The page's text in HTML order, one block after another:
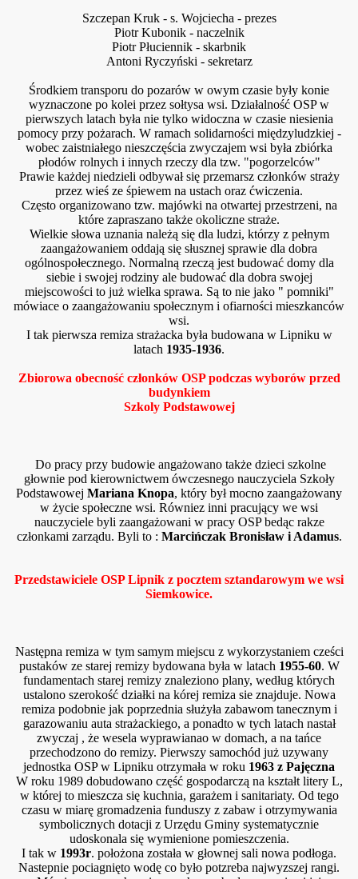
Szczepan Kruk - s. Wojciecha - prezes
Piotr Kubonik - naczelnik
Piotr Płuciennik - skarbnik
Antoni Ryczyński - sekretarz
Środkiem transporu do pozarów w owym czasie były konie
wyznaczone po kolei przez sołtysa wsi. Działalność OSP w
pierwszych latach była nie tylko widoczna w czasie niesienia
pomocy przy pożarach. W ramach solidarności międzyludzkiej -
wobec zaistniałego nieszczęścia zwyczajem wsi była zbiórka
płodów rolnych i innych rzeczy dla tzw. "pogorzelców"
Prawie każdej niedzieli odbywał się przemarsz członków straży
przez wieś ze śpiewem na ustach oraz ćwiczenia.
Często organizowano tzw. majówki na otwartej przestrzeni, na
które zapraszano także okoliczne straże.
Wielkie słowa uznania należą się dla ludzi, którzy z pełnym
zaangażowaniem oddają się słusznej sprawie dla dobra
ogólnospołecznego. Normalną rzeczą jest budować domy dla
siebie i swojej rodziny ale budować dla dobra swojej
miejscowości to już wielka sprawa. Są to nie jako " pomniki"
mówiace o zaangażowaniu społecznym i ofiarności mieszkanców
wsi.
I tak pierwsza remiza strażacka była budowana w Lipniku w
latach 1935-1936.
Zbiorowa obecność członków OSP podczas wyborów przed
budynkiem
Szkoly Podstawowej
Do pracy przy budowie angażowano także dzieci szkolne
głownie pod kierownictwem ówczesnego nauczyciela Szkoły
Podstawowej Mariana Knopa, który był mocno zaangażowany
w życie społeczne wsi. Równiez inni pracujący we wsi
nauczyciele byli zaangażowani w pracy OSP bedąc rakze
członkami zarządu. Byli to : Marcińczak Bronisław i Adamus.
Przedstawiciele OSP Lipnik z pocztem sztandarowym we wsi
Siemkowice.
Następna remiza w tym samym miejscu z wykorzystaniem cześci
pustaków ze starej remizy bydowana była w latach 1955-60. W
fundamentach starej remizy znaleziono plany, według których
ustalono szerokość działki na kórej remiza sie znajduje. Nowa
remiza podobnie jak poprzednia służyła zabawom tanecznym i
garazowaniu auta strażackiego, a ponadto w tych latach nastał
zwyczaj , że wesela wyprawianao w domach, a na tańce
przechodzono do remizy. Pierwszy samochód już uzywany
jednostka OSP w Lipniku otrzymała w roku 1963 z Pajęczna
W roku 1989 dobudowano część gospodarczą na kształt litery L,
w której to mieszcza się kuchnia, garażem i sanitariaty. Od tego
czasu w miarę gromadzenia funduszy z zabaw i otrzymywania
symbolicznych dotacji z Urzędu Gminy systematycznie
udoskonala się wymienione pomieszczenia.
I tak w 1993r. położona została w głownej sali nowa podłoga.
Nastepnie pociagnięto wodę co było potzreba najwyzszej rangi.